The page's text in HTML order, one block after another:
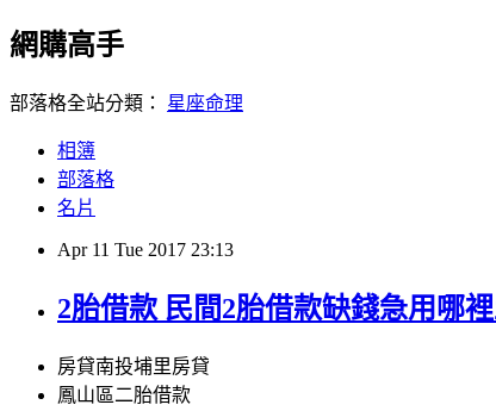
網購高手
部落格全站分類： 星座命理
相簿
部落格
名片
Apr 11 Tue 2017 23:13
2胎借款 民間2胎借款缺錢急用哪
房貸南投埔里房貸
鳳山區二胎借款